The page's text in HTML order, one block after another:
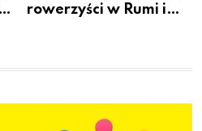
rowerzyści w Rumi i